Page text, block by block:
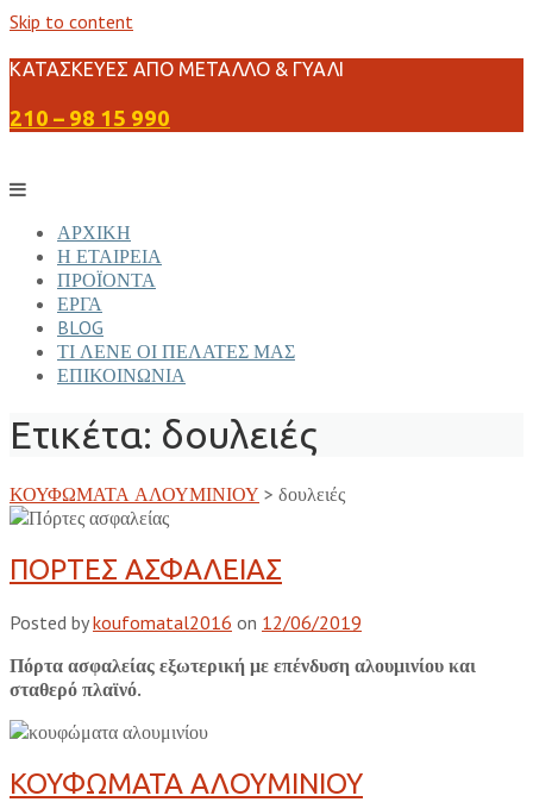
Skip to content
ΚΑΤΑΣΚΕΥΕΣ ΑΠΟ ΜΕΤΑΛΛΟ & ΓΥΑΛΙ
210 – 98 15 990
ΑΡΧΙΚΗ
Η ΕΤΑΙΡΕΙΑ
ΠΡΟΪΟΝΤΑ
ΕΡΓΑ
BLOG
ΤΙ ΛΕΝΕ ΟΙ ΠΕΛΑΤΕΣ ΜΑΣ
ΕΠΙΚΟΙΝΩΝΙΑ
Ετικέτα: δουλειές
ΚΟΥΦΩΜΑΤΑ ΑΛΟΥΜΙΝΙΟΥ > δουλειές
ΠΟΡΤΕΣ ΑΣΦΑΛΕΙΑΣ
Posted bykoufomatal2016 on 12/06/2019
Πόρτα ασφαλείας εξωτερική με επένδυση αλουμινίου και
σταθερό πλαϊνό.
ΚΟΥΦΩΜΑΤΑ ΑΛΟΥΜΙΝΙΟΥ